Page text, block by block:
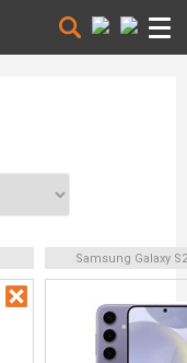
Samsung Galaxy